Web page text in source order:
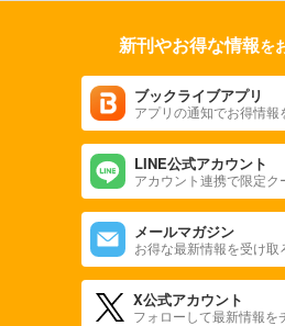
新刊やお得な情報を
ブックライブアプリ
アプリの通知でお得情報
LINE公式アカウント
アカウント連携で限定ク
メールマガジン
お得な最新情報を受け取
X公式アカウント
フォローして最新情報を